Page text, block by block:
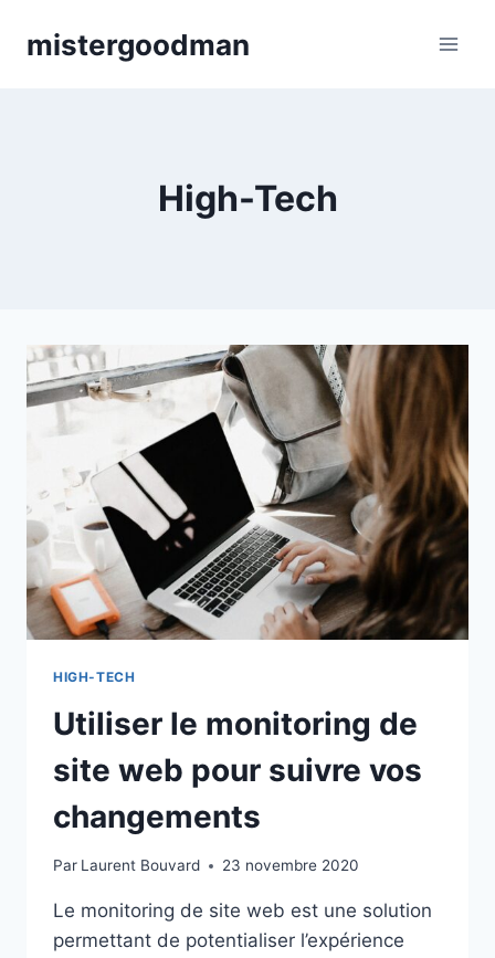
mistergoodman
High-Tech
HIGH-TECH
Utiliser le monitoring de
site web pour suivre vos
changements
Par Laurent Bouvard 23 novembre 2020
Le monitoring de site web est une solution
permettant de potentialiser l’expérience